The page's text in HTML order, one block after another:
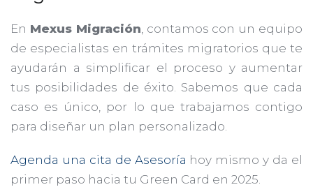
En Mexus Migración, contamos con un equipo
de especialistas en trámites migratorios que te
ayudarán a simplificar el proceso y aumentar
tus posibilidades de éxito. Sabemos que cada
caso es único, por lo que trabajamos contigo
para diseñar un plan personalizado.
Agenda una cita de Asesoría hoy mismo y da el
primer paso hacia tu Green Card en 2025.